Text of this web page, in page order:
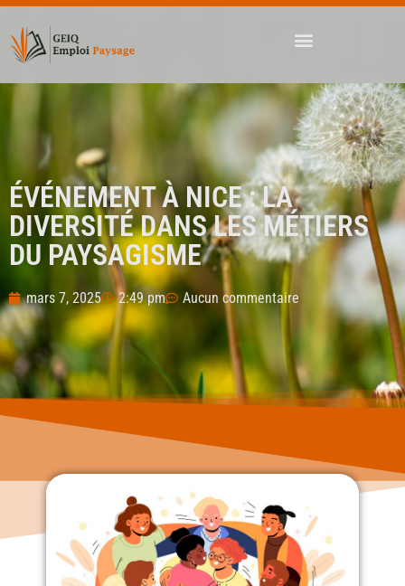
ÉVÉNEMENT À NICE : LA
DIVERSITÉ DANS LES MÉTIERS
DU PAYSAGISME
mars 7, 2025 2:49 pm Aucun commentaire